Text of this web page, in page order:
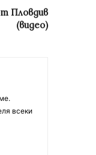
Пловдив
(видео)
всеки